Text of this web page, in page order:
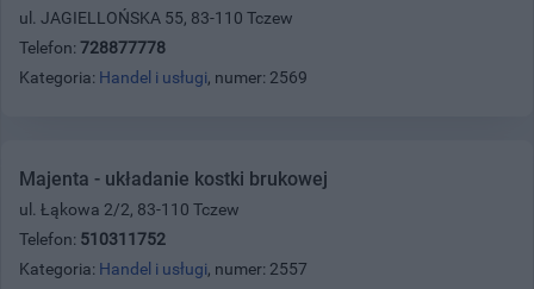
ul. JAGIELLOŃSKA 55, 83-110 Tczew
Telefon: 728877778
Kategoria: Handel i usługi, numer: 2569
Majenta - układanie kostki brukowej
ul. Łąkowa 2/2, 83-110 Tczew
Telefon: 510311752
Kategoria: Handel i usługi, numer: 2557